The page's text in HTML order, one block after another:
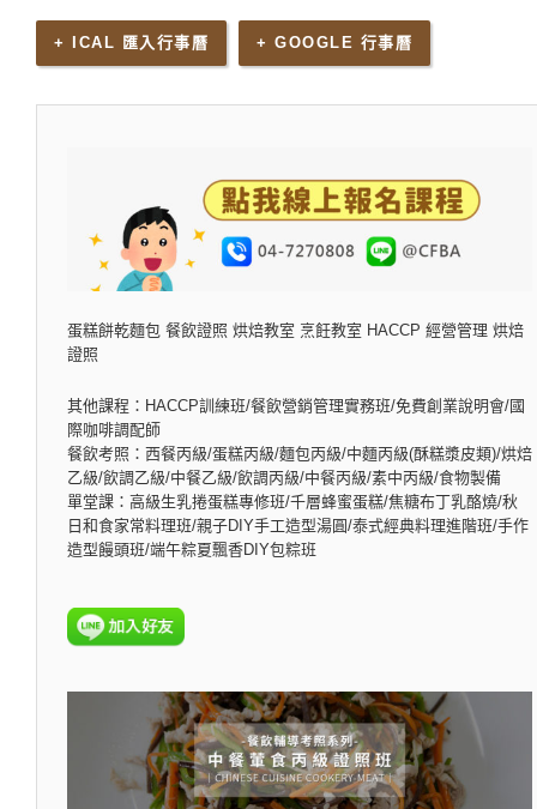
+ ICAL 匯入行事曆 + GOOGLE 行事曆
蛋糕餅乾麵包 餐飲證照 烘焙教室 烹飪教室 HACCP 經營管理 烘焙
證照
其他課程：HACCP訓練班/餐飲營銷管理實務班/免費創業說明會/國
際咖啡調配師
餐飲考照：西餐丙級/蛋糕丙級/麵包丙級/中麵丙級(酥糕漿皮類)/烘焙
乙級/飲調乙級/中餐乙級/飲調丙級/中餐丙級/素中丙級/食物製備
單堂課：高級生乳捲蛋糕專修班/千層蜂蜜蛋糕/焦糖布丁乳酪燒/秋
日和食家常料理班/親子DIY手工造型湯圓/泰式經典料理進階班/手作
造型饅頭班/端午粽夏飄香DIY包粽班